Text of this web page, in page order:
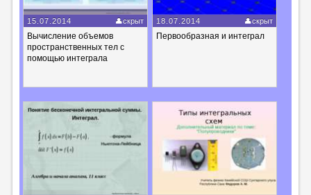
15.07.2014 скрыт
Вычисление объемов
пространственных тел с
помощью интеграла
18.07.2014 скрыт
Первообразная и интеграл